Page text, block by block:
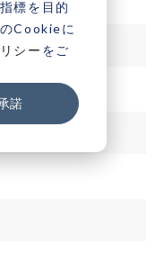
標を目的
Cookieに
シー をご
諾